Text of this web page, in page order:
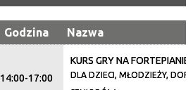
Godzina Nazwa
14:00-17:00
KURS GRY NA FORTEPIANIE
DLA DZIECI, MŁODZIEŻY,